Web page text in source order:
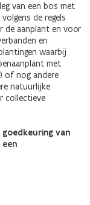
van een bos met
de regels
de aanplant en voor
en
waarbij
met
of nog andere
natuurlijke
collectieve
goedkeuring van